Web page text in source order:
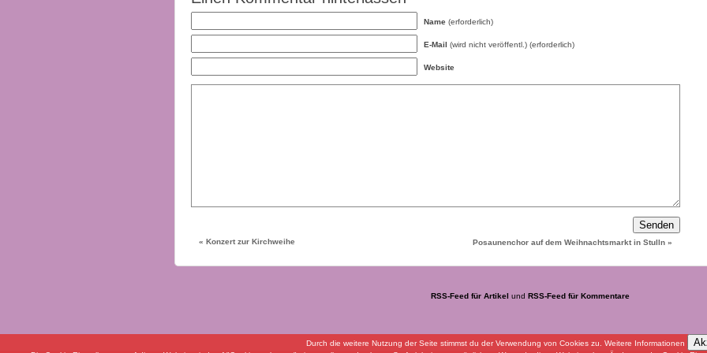
Name (erforderlich)
E-Mail (wird nicht veröffentl.) (erforderlich)
Website
« Konzert zur Kirchweihe Posaunenchor auf dem Weihnachtsmarkt in Stulln »
RSS-Feed für Artikel und RSS-Feed für Kommentare
Durch die weitere Nutzung der Seite stimmst du der Verwendung von Cookies zu. Weitere Informationen